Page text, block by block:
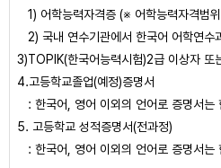
1) 어학능력자격증 (※ 어학능력자격범
2) 국내 연수기관에서 한국어 어학연수
3)TOPIK(한국어능력시험)2급 이상자 또
4.고등학교졸업(예정)증명서
: 한국어, 영어 이외의 언어로 증명서는
5. 고등학교 성적증명서(전과정)
: 한국어, 영어 이외의 언어로 증명서는